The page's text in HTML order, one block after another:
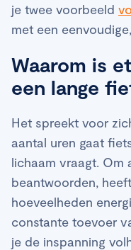
je twee voorbeeld
met een
Waarom is
een lange
Het spreekt voor
aantal uren gaat
lichaam vraagt. Om
beantwoorden,
hoeveelheden
constante toevoer
je de inspanning